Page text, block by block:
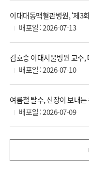
이대대동맥혈관병원, ‘제3
배포일 : 2026-07-13
배포일 : 2026-07-10
여름철 탈수, 신장이 보내는
배포일 : 2026-07-09